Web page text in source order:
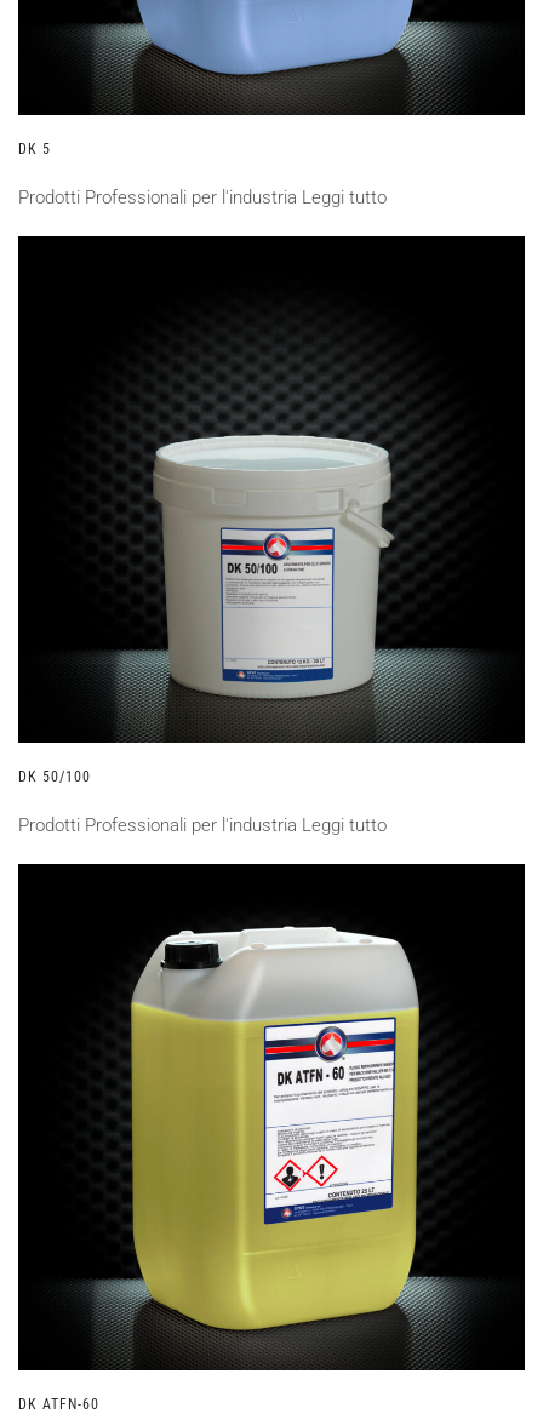
DK 5
Prodotti Professionali per l'industria Leggi tutto
DK 50/100
Prodotti Professionali per l'industria Leggi tutto
DK ATFN-60